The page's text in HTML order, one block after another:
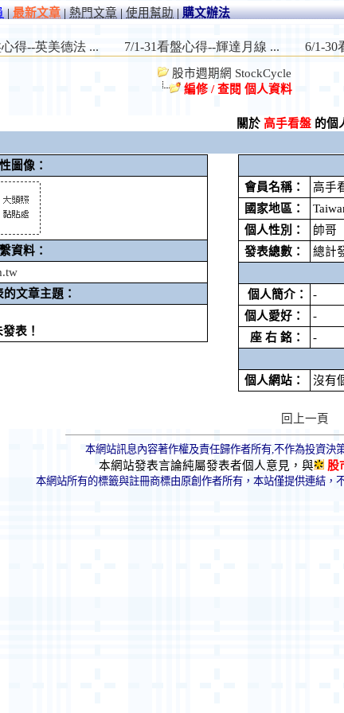
|最新文章|熱門文章|使用幫助|購文辦法
股市週期網 StockCycle
編修 / 查閱 個人資料
關於 高手看盤 的個
圖像：
資料：
文章主題：
表！
會員名稱：
高手
國家地區：
個人性別：
帥哥
發表總數：
總計
個人簡介：
-
個人愛好：
-
座 右 銘：
-
個人網站：
沒有
回上一頁
本網站訊息內容著作權及責任歸作者所有,不作為投資決
本網站發表言論純屬發表者個人意見，與 股
本網站所有的標籤與註冊商標由原創作者所有，本站僅提供連結，